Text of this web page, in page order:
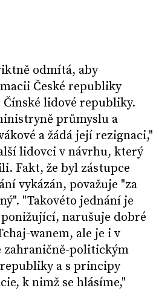
odmítá, aby
České republiky
lidové republiky.
průmyslu a
a žádá její rezignaci,"
lidovci v návrhu, který
Fakt, že byl zástupce
vykázán, považuje "za
"Takovéto jednání je
narušuje dobré
wanem, ale je i v
politickým
a s principy
k nimž se hlásíme,"